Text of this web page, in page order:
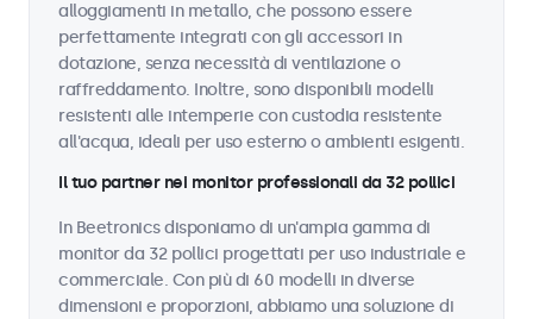
alloggiamenti in metallo, che possono essere
perfettamente integrati con gli accessori in
dotazione, senza necessità di ventilazione o
raffreddamento. Inoltre, sono disponibili modelli
resistenti alle intemperie con custodia resistente
all'acqua, ideali per uso esterno o ambienti esigenti.
Il tuo partner nei monitor professionali da 32 pollici
In Beetronics disponiamo di un'ampia gamma di
monitor da 32 pollici progettati per uso industriale e
commerciale. Con più di 60 modelli in diverse
dimensioni e proporzioni, abbiamo una soluzione di